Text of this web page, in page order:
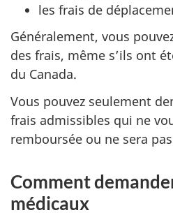
les frais de
Généralement, vous
des frais, même s’ils ont
du Canada.
Vous pouvez seulement
frais admissibles qui ne
remboursée ou ne sera
Comment
médicaux